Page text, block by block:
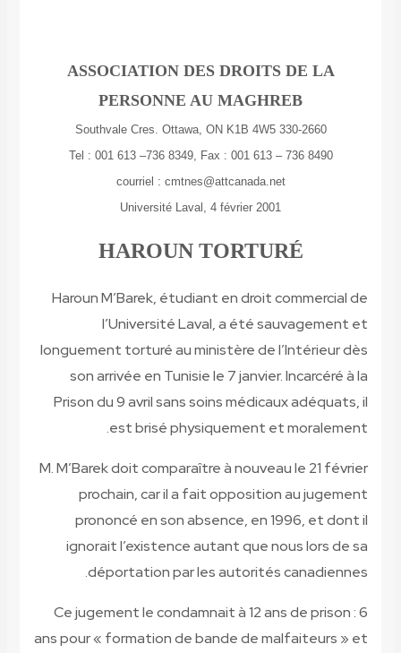
ASSOCIATION DES DROITS DE LA
PERSONNE AU MAGHREB
330-2660 Southvale Cres. Ottawa, ON K1B 4W5
Tel : 001 613 –736 8349, Fax : 001 613 – 736 8490
courriel : cmtnes@attcanada.net
Université Laval, 4 février 2001
HAROUN TORTURÉ
Haroun M’Barek, étudiant en droit commercial de
l’Université Laval, a été sauvagement et
longuement torturé au ministère de l’Intérieur dès
son arrivée en Tunisie le 7 janvier. Incarcéré à la
Prison du 9 avril sans soins médicaux adéquats, il
est brisé physiquement et moralement.
M. M’Barek doit comparaître à nouveau le 21 février
prochain, car il a fait opposition au jugement
prononcé en son absence, en 1996, et dont il
ignorait l’existence autant que nous lors de sa
déportation par les autorités canadiennes.
Ce jugement le condamnait à 12 ans de prison : 6
ans pour « formation de bande de malfaiteurs » et